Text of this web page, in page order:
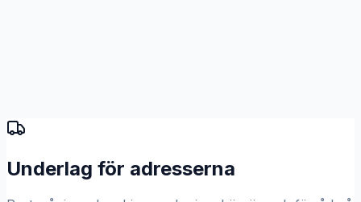
Underlag för adresserna